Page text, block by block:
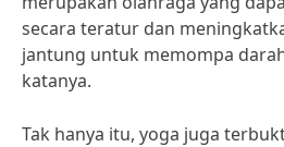
secara teratur dan
jantung untuk memompa
katanya.
Tak hanya itu, yoga juga